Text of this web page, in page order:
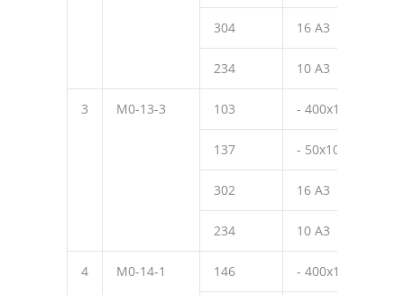
304 16 А3
234 10 А3
3 М0-13-3 103 - 400х10
137 - 50х10
302 16 А3
234 10 А3
4 М0-14-1 146 - 400х12